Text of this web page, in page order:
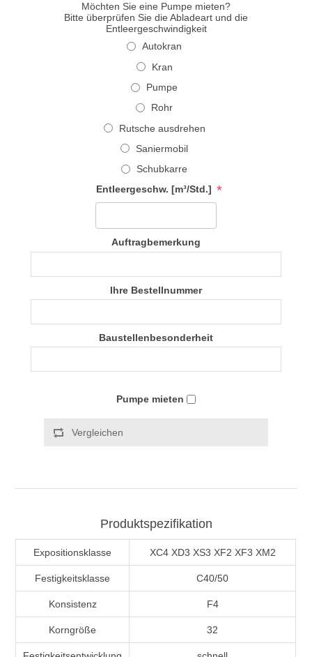
Möchten Sie eine Pumpe mieten?
Bitte überprüfen Sie die Abladeart und die
Entleergeschwindigkeit
Autokran
Kran
Pumpe
Rohr
Rutsche ausdrehen
Saniermobil
Schubkarre
Entleergeschw. [m³/Std.] *
Auftragbemerkung
Ihre Bestellnummer
Baustellenbesonderheit
Pumpe mieten
Vergleichen
Produktspezifikation
Expositionsklasse XC4 XD3 XS3 XF2 XF3 XM2
Festigkeitsklasse C40/50
Konsistenz F4
Korngröße 32